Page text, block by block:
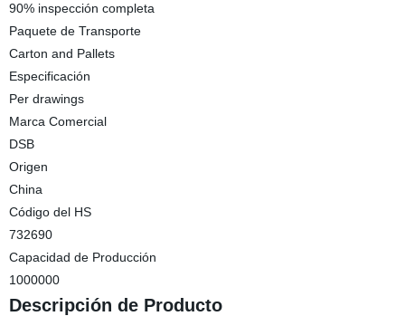
90% inspección completa
Paquete de Transporte
Carton and Pallets
Especificación
Per drawings
Marca Comercial
DSB
Origen
China
Código del HS
732690
Capacidad de Producción
1000000
Descripción de Producto